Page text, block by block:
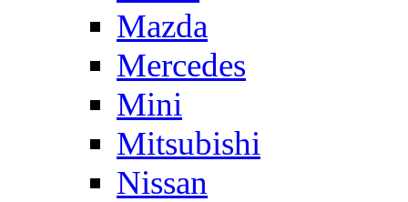
Mazda
Mercedes
Mini
Mitsubishi
Nissan